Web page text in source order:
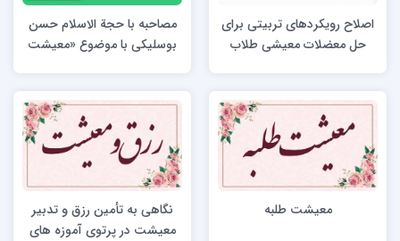
اصلاح رویکردهای تربیتی برای
حل معضلات معیشی طلاب
مصاحبه با حجة الاسلام حسن
بوسلیکی با موضوع «معیشت
معیشت طلبه
نگاهی به تأمین رزق و تدبیر
معیشت در پرتوی آموزه های